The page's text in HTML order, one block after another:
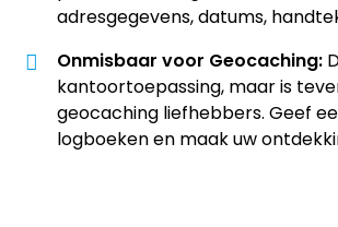
adresgegevens, datums,
Onmisbaar voor Geocaching:
kantoortoepassing, maar is
geocaching liefhebbers. Geef
logboeken en maak uw